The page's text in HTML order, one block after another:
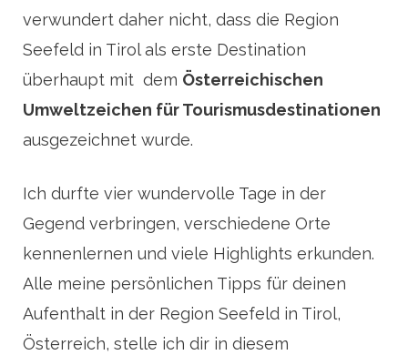
verwundert daher nicht, dass die Region
Seefeld in Tirol als erste Destination
überhaupt mit dem Österreichischen
Umweltzeichen für Tourismusdestinationen
ausgezeichnet wurde.
Ich durfte vier wundervolle Tage in der
Gegend verbringen, verschiedene Orte
kennenlernen und viele Highlights erkunden.
Alle meine persönlichen Tipps für deinen
Aufenthalt in der Region Seefeld in Tirol,
Österreich, stelle ich dir in diesem